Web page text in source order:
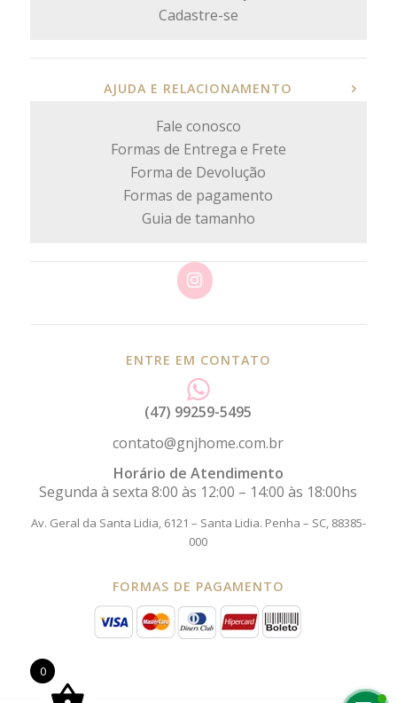
Cadastre-se
AJUDA E RELACIONAMENTO
Fale conosco
Formas de Entrega e Frete
Forma de Devolução
Formas de pagamento
Guia de tamanho
ENTRE EM CONTATO
(47) 99259-5495
contato@gnjhome.com.br
Horário de Atendimento
Segunda à sexta 8:00 às 12:00 – 14:00 às 18:00hs
Av. Geral da Santa Lidia, 6121 – Santa Lidia. Penha – SC, 88385-
000
FORMAS DE PAGAMENTO
0